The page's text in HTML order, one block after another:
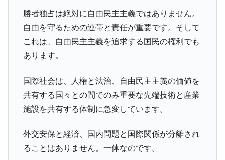
勝者独占は絶対に自由民主主義ではありません。
自由を守るための連帯と責任が重要です。そして
これは、自由民主主義を追求する国民の権利でも
あります。
国際社会は、人権と法治、自由民主主義の価値を
共有する国々との間でのみ重要な先端技術と産業
施設を共有する体制に急変しています。
外交安保と経済、国内問題と国際関係が分離され
ることはありません。一体なのです。